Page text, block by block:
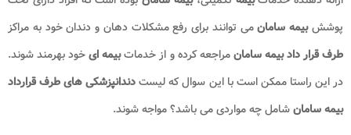
پوششبیمه سامانمی توانند برای رفع مشکلات دهان و دندان خود به مراکز
طرف قرار داد بیمه سامانمراجعه کرده و از خدماتبیمه ایخود بهرمند شوند.
در این راستا ممکن است با این سوال که لیستدندانپزشکی های طرف قرارداد
بیمه سامانشامل چه مواردی می باشد؟ مواجه شوند.